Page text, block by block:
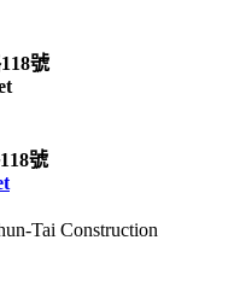
號
號
Tai Construction